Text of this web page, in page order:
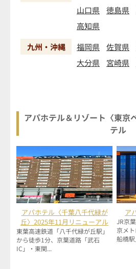
山口県
徳島県
高知県
九州・沖縄
福岡県 佐賀県
大分県
宮崎県
アパホテル＆リゾート〈東京
テル
アパホテル〈千葉八千代緑が
丘〉2025年11月リニューアル
東葉高速鉄道「八千代緑が丘駅」
から徒歩1分、京葉道路「武石
IC」・東関...
ア
JR京
京メ
船橋駅